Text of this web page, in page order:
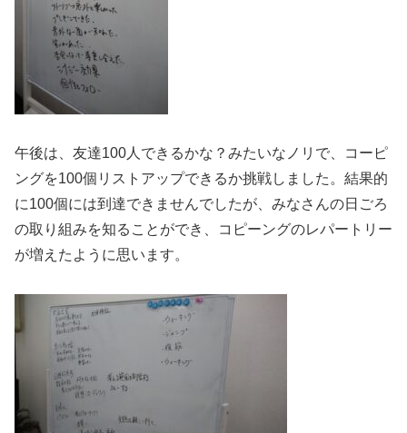
午後は、友達100人できるかな？みたいなノリで、コーピ
ングを100個リストアップできるか挑戦しました。結果的
に100個には到達できませんでしたが、みなさんの日ごろ
の取り組みを知ることができ、コピーングのレパートリー
が増えたように思います。